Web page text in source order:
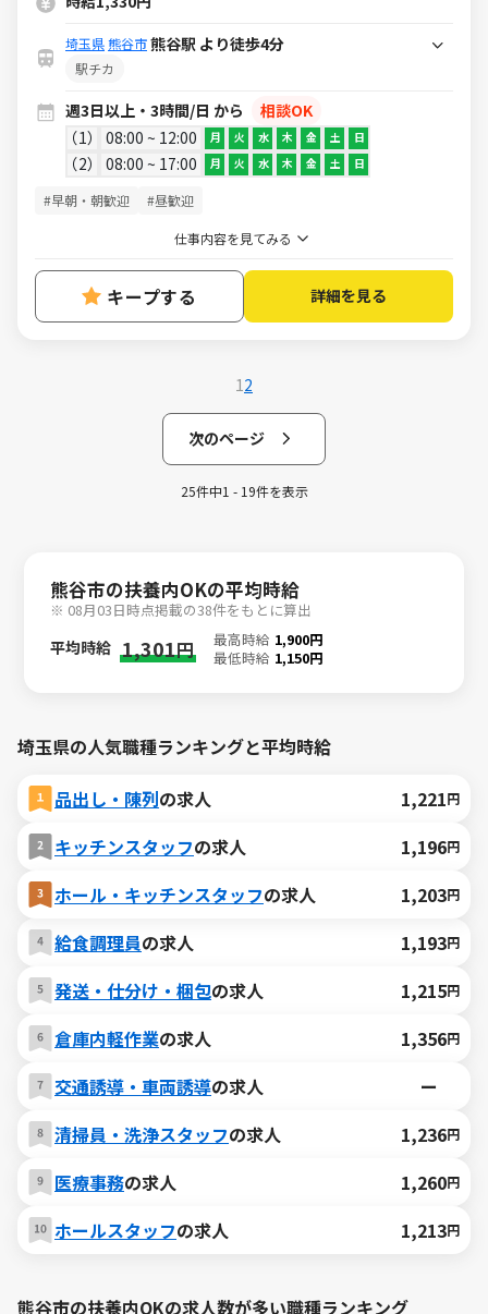
埼玉県熊谷市熊谷駅 より徒歩4分
駅チカ
週3日以上・3時間/日 から
相談OK
1
08:00 ~ 12:00 月 火 水 木 金 土 日
2 08:00 ~ 17:00 月 火 水 木 金 土 日
#早朝・朝歓迎 #昼歓迎
仕事内容を見てみる
キープする 詳細を見る
1 2
次のページ
25件中1 - 19件を表示
熊谷市の扶養内OKの平均時給
※ 08月03日時点掲載の38件をもとに算出
平均時給 1,301円 最高時給 1,900円
最低時給 1,150円
埼玉県の人気職種ランキングと平均時給
品出し・陳列の求人 1,221円
キッチンスタッフの求人 1,196円
ホール・キッチンスタッフの求人 1,203円
給食調理員の求人 1,193円
発送・仕分け・梱包の求人 1,215円
倉庫内軽作業の求人 1,356円
交通誘導・車両誘導の求人
ー
清掃員・洗浄スタッフの求人 1,236円
医療事務の求人 1,260円
ホールスタッフの求人 1,213円
熊谷市の扶養内OKの求人数が多い職種ランキング